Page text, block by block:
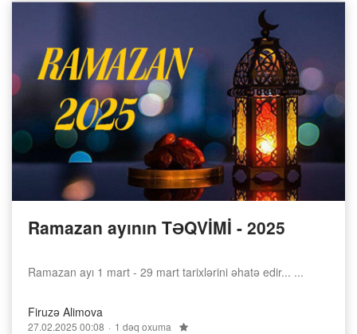
Ramazan ayının TƏQVİMİ - 2025
Ramazan ayı 1 mart - 29 mart tarixlərini əhatə edir... ...
Firuzə Alimova
27.02.2025 00:08 1 dəq oxuma